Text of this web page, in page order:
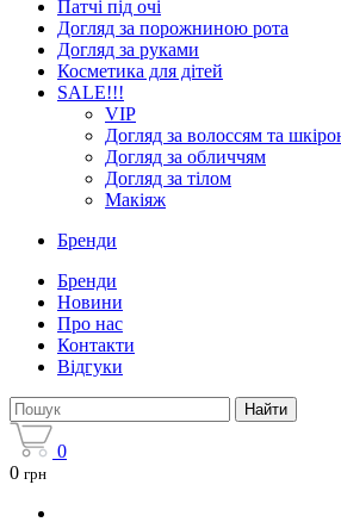
Патчі під очі
Догляд за порожниною рота
Догляд за руками
Косметика для дітей
SALE!!!
VIP
Догляд за волоссям та
Догляд за обличчям
Догляд за тілом
Макіяж
Бренди
Бренди
Новини
Про нас
Контакти
Відгуки
Найти
0
0 грн